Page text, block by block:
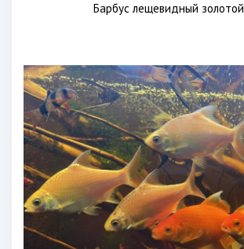
Барбус лещевидный золотой